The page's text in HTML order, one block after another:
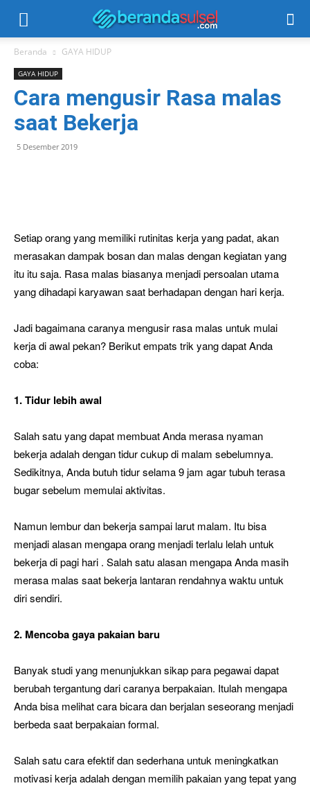
Beranda GAYA HIDUP
GAYA HIDUP
Cara mengusir Rasa malas
saat Bekerja
5 Desember 2019
Setiap orang yang memiliki rutinitas kerja yang padat, akan
merasakan dampak bosan dan malas dengan kegiatan yang
itu itu saja. Rasa malas biasanya menjadi persoalan utama
yang dihadapi karyawan saat berhadapan dengan hari kerja.
Jadi bagaimana caranya mengusir rasa malas untuk mulai
kerja di awal pekan? Berikut empats trik yang dapat Anda
coba:
1. Tidur lebih awal
Salah satu yang dapat membuat Anda merasa nyaman
bekerja adalah dengan tidur cukup di malam sebelumnya.
Sedikitnya, Anda butuh tidur selama 9 jam agar tubuh terasa
bugar sebelum memulai aktivitas.
Namun lembur dan bekerja sampai larut malam. Itu bisa
menjadi alasan mengapa orang menjadi terlalu lelah untuk
bekerja di pagi hari . Salah satu alasan mengapa Anda masih
merasa malas saat bekerja lantaran rendahnya waktu untuk
diri sendiri.
2. Mencoba gaya pakaian baru
Banyak studi yang menunjukkan sikap para pegawai dapat
berubah tergantung dari caranya berpakaian. Itulah mengapa
Anda bisa melihat cara bicara dan berjalan seseorang menjadi
berbeda saat berpakaian formal.
Salah satu cara efektif dan sederhana untuk meningkatkan
motivasi kerja adalah dengan memilih pakaian yang tepat yang